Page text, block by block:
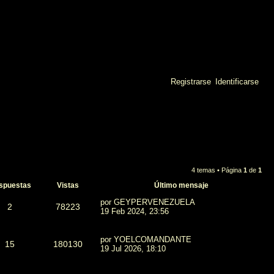
Identificarse
Registrarse
c
4 temas • Página 1 de 1
Vistas Último mensaje
2 78223 por GEYPERVENEZUELA
19 Feb 2024, 23:56
15 180130 por YOELCOMANDANTE
19 Jul 2026, 18:10